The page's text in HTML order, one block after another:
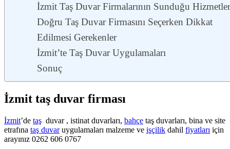
İzmit Taş Duvar Firmalarının Sunduğu Hizmetler
Doğru Taş Duvar Firmasını Seçerken Dikkat
Edilmesi Gerekenler
İzmit’te Taş Duvar Uygulamaları
Sonuç
İzmit taş duvar firması
İzmit’de taş duvar , istinat duvarları, bahçe taş duvarları, bina ve site
etrafına taş duvaruygulamaları malzeme ve işçilik dahil fiyatları için
arayınız 0262 606 0767